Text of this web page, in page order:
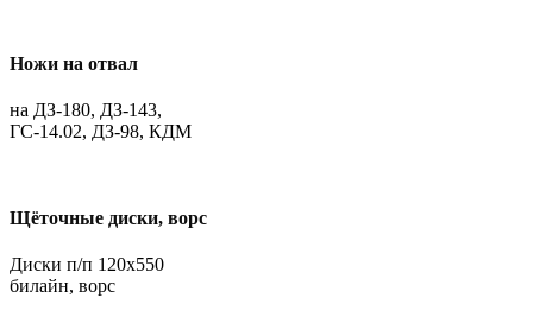
Ножи на отвал
на ДЗ-180, ДЗ-143,
ГС-14.02, ДЗ-98, КДМ
Щёточные диски, ворс
Диски п/п 120х550
билайн, ворс